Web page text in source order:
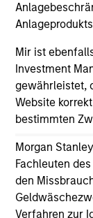
Mir ist
Investment
gewährleistet,
Website
bestimmten
Morgan
Fachleuten
den
Verfahren zur
Please refer
information on